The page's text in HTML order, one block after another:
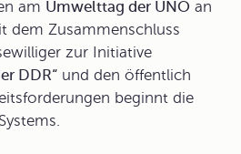
am Umwelttag der UNO an
dem Zusammenschluss
zur Initiative
DDR“ und den öffentlich
beginnt die